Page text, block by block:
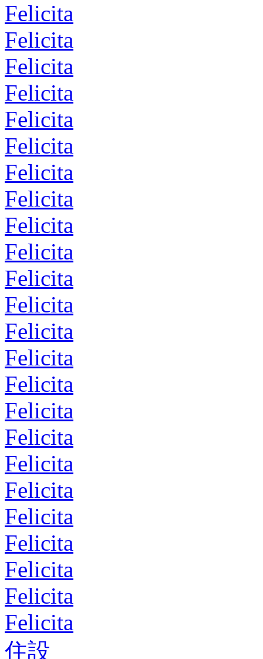
Felicita
Felicita
Felicita
Felicita
Felicita
Felicita
Felicita
Felicita
Felicita
Felicita
Felicita
Felicita
Felicita
Felicita
Felicita
Felicita
Felicita
Felicita
Felicita
Felicita
Felicita
Felicita
Felicita
Felicita
住設